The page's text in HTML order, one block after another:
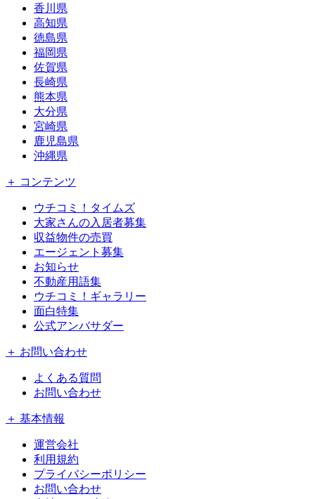
香川県
高知県
徳島県
福岡県
佐賀県
長崎県
熊本県
大分県
宮崎県
鹿児島県
沖縄県
＋ コンテンツ
ウチコミ！タイムズ
大家さんの入居者募集
収益物件の売買
エージェント募集
お知らせ
不動産用語集
ウチコミ！ギャラリー
面白特集
公式アンバサダー
＋ お問い合わせ
よくある質問
お問い合わせ
＋ 基本情報
運営会社
利用規約
プライバシーポリシー
お問い合わせ